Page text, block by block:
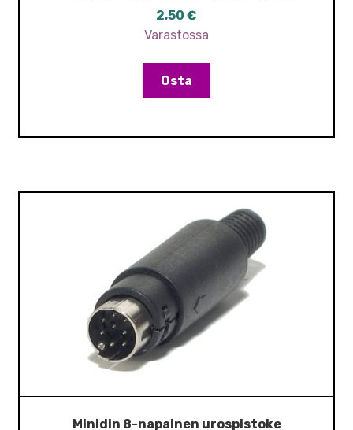
2,50 €
Varastossa
Osta
Minidin 8-napainen urospistoke